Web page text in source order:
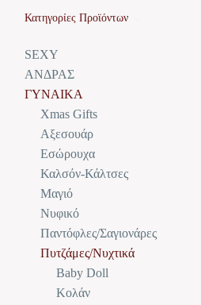
Κατηγορίες Προϊόντων
SEXY
ΑΝΔΡΑΣ
ΓΥΝΑΙΚΑ
Xmas Gifts
Αξεσουάρ
Εσώρουχα
Καλσόν-Κάλτσες
Μαγιό
Νυφικό
Παντόφλες/Σαγιονάρες
Πυτζάμες/Νυχτικά
Baby Doll
Κολάν